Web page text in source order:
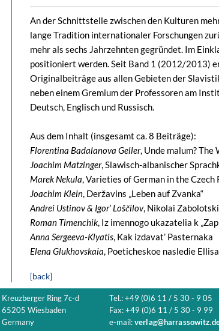
An der Schnittstelle zwischen den Kulturen
lange Tradition internationaler Forschungen
mehr als sechs Jahrzehnten gegründet. Im
positioniert werden. Seit Band 1 (2012/2013)
Originalbeiträge aus allen Gebieten der
neben einem Gremium der Professoren am
Deutsch, Englisch und Russisch.
Aus dem Inhalt (insgesamt ca. 8 Beiträge):
Florentina Badalanova Geller, Unde malum?
Joachim Matzinger, Slawisch-albanischer
Marek Nekula, Varieties of German in the Czech
Joachim Klein, Deržavins „Leben auf Zvanka“
Andrei Ustinov & Igor’ Loščilov, Nikolai
Roman Timenchik, Iz imennogo ukazatelia k
Anna Sergeeva-Klyatis, Kak izdavat’ Pasternaka
Elena Glukhovskaia, Poeticheskoe nasledie Ellisa
[back]
Kreuzberger Ring 7c-d
65205 Wiesbaden
Germany
Tel.: +49 (0)6 11 / 5 30 - 9 05
Fax: +49 (0)6 11 / 5 30 - 9 99
e-mail: